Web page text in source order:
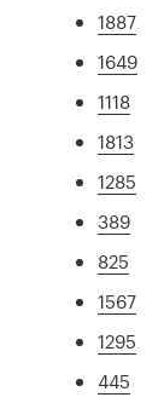
1887
1649
1118
1813
1285
389
825
1567
1295
445